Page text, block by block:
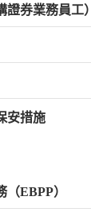
券業務員工）
安措施
EBPP）